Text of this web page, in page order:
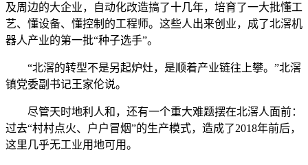
及周边的大企业，自动化改造搞了十几年，培育了一大批懂工
艺、懂设备、懂控制的工程师。这些人出来创业，成了北滘机
器人产业的第一批“种子选手”。
“北滘的转型不是另起炉灶，是顺着产业链往上攀。”北滘
镇党委副书记王家伦说。
尽管天时地利人和，还有一个重大难题摆在北滘人面前：
过去“村村点火、户户冒烟”的生产模式，造成了2018年前后，
这里几乎无工业用地可用。